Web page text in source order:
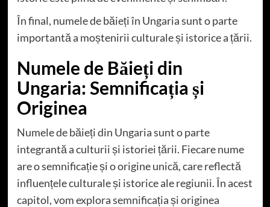
În final, numele de băieți în Ungaria sunt o parte
importantă a moștenirii culturale și istorice a țării.
Numele de Băieți din
Ungaria: Semnificația și
Originea
Numele de băieți din Ungaria sunt o parte
integrantă a culturii și istoriei țării. Fiecare nume
are o semnificație și o origine unică, care reflectă
influențele culturale și istorice ale regiunii. În acest
capitol, vom explora semnificația și originea